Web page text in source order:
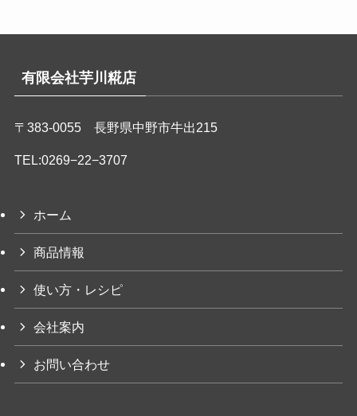
有限会社芋川糀店
〒383-0055 長野県中野市牛出215
TEL:0269−22−3707
ホーム
商品情報
使い方・レシピ
会社案内
お問い合わせ